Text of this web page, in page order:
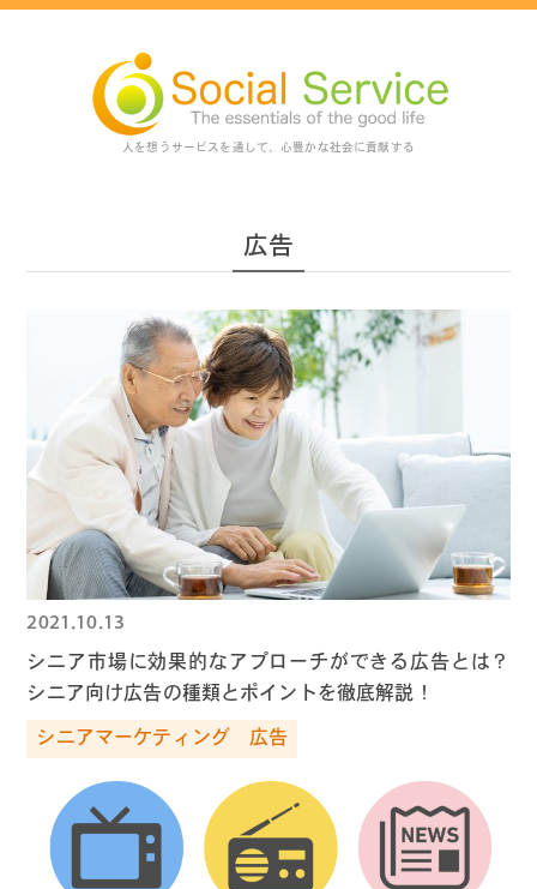
人を想うサービスを通して、心豊かな社会に貢献する
広告
2021.10.13
シニア市場に効果的なアプローチができる広告とは？
シニア向け広告の種類とポイントを徹底解説！
シニアマーケティング 広告